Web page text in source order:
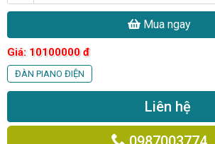
Mua ngay
Giá: 10100000 đ
ĐÀN PIANO ĐIỆN
Liên hệ